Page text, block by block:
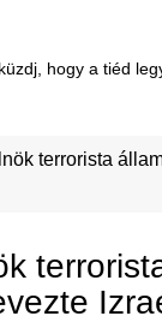
hogy a tiéd
terrorista